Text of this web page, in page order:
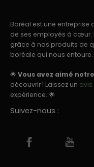
Boréal est une entreprise
de ses employés à cœur.
grâce à nos produits de
boréale qui nous entoure.
🌟Vous avez aimé
découvrir ! Laissez un avis
expérience. 🌟
Suivez-nous :